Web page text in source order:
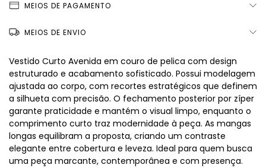
MEIOS DE PAGAMENTO
MEIOS DE ENVIO
Vestido Curto Avenida em couro de pelica com design
estruturado e acabamento sofisticado. Possui modelagem
ajustada ao corpo, com recortes estratégicos que definem
a silhueta com precisão. O fechamento posterior por zíper
garante praticidade e mantém o visual limpo, enquanto o
comprimento curto traz modernidade à peça. As mangas
longas equilibram a proposta, criando um contraste
elegante entre cobertura e leveza. Ideal para quem busca
uma peça marcante, contemporânea e com presença.